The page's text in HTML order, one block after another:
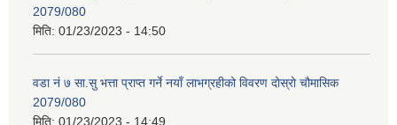
2079/080
मिति: 01/23/2023 - 14:50
वडा नं ७ सा.सु भत्ता प्राप्त गर्ने नयाँ लाभग्रहीको विवरण दोस्रो चौमासिक
2079/080
मिति: 01/23/2023 - 14:49